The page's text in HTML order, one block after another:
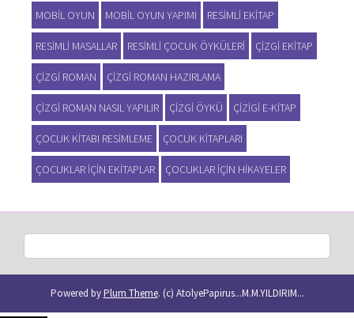
MOBIL OYUN MOBIL OYUN YAPIMI RESIMLI EKITAP
RESIMLI MASALLAR RESIMLI ÇOCUK ÖYKÜLERI ÇIZGI EKITAP
ÇIZGI ROMAN ÇIZGI ROMAN HAZIRLAMA
ÇIZGI ROMAN NASIL YAPILIR ÇIZGI ÖYKÜ ÇIZIGI E-KITAP
ÇOCUK KITABI RESIMLEME ÇOCUK KITAPLARI
ÇOCUKLAR IÇIN EKITAPLAR ÇOCUKLAR IÇIN HIKAYELER
Powered byPlum Theme. (c) AtolyePapirus...M.M.YILDIRIM...